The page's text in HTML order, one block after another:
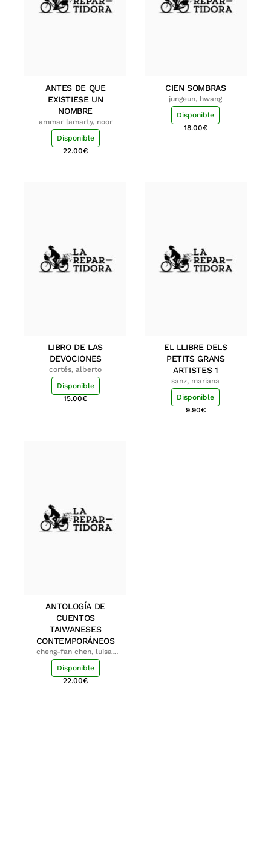
ANTES DE QUE
EXISTIESE UN
NOMBRE
ammar lamarty, noor
Disponible
22.00€
CIEN SOMBRAS
jungeun, hwang
Disponible
18.00€
LIBRO DE LAS
DEVOCIONES
cortés, alberto
Disponible
15.00€
EL LLIBRE DELS
PETITS GRANS
ARTISTES 1
sanz, mariana
Disponible
9.90€
ANTOLOGÍA DE
CUENTOS
TAIWANESES
CONTEMPORÁNEOS
cheng-fan chen, luisa;
shu-ying chang, luisa
Disponible
22.00€